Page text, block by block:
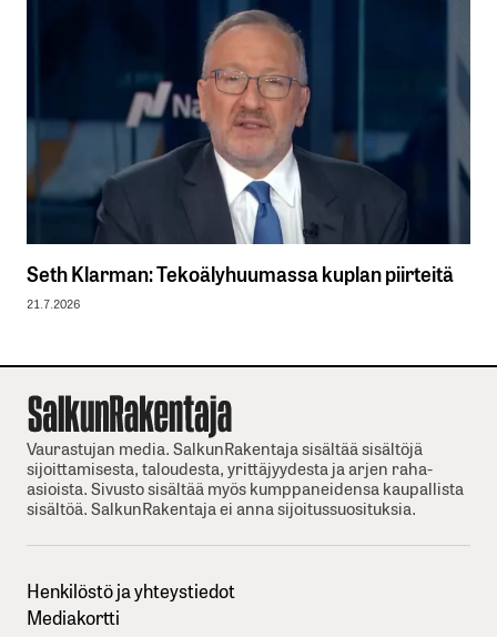
Seth Klarman: Tekoälyhuumassa kuplan piirteitä
21.7.2026
Vaurastujan media. SalkunRakentaja sisältää sisältöjä
sijoittamisesta, taloudesta, yrittäjyydesta ja arjen raha-
asioista. Sivusto sisältää myös kumppaneidensa kaupallista
sisältöä. SalkunRakentaja ei anna sijoitussuosituksia.
Henkilöstö ja yhteystiedot
Mediakortti